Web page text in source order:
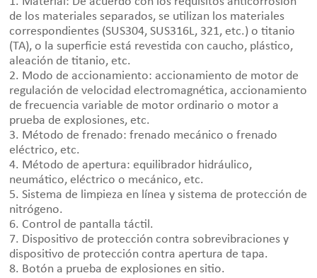
de los materiales separados, se utilizan los materiales
correspondientes (SUS304, SUS316L, 321, etc.) o titanio
(TA), o la superficie está revestida con caucho, plástico,
aleación de titanio, etc.
2. Modo de accionamiento: accionamiento de motor de
regulación de velocidad electromagnética, accionamiento
de frecuencia variable de motor ordinario o motor a
prueba de explosiones, etc.
3. Método de frenado: frenado mecánico o frenado
eléctrico, etc.
4. Método de apertura: equilibrador hidráulico,
neumático, eléctrico o mecánico, etc.
5. Sistema de limpieza en línea y sistema de protección de
nitrógeno.
6. Control de pantalla táctil.
7. Dispositivo de protección contra sobrevibraciones y
dispositivo de protección contra apertura de tapa.
8. Botón a prueba de explosiones en sitio.